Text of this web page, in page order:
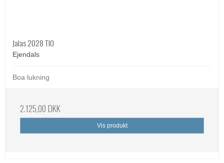
Jalas 2028 TIO
Ejendals
Boa lukning
2.125,00 DKK
Vis produkt